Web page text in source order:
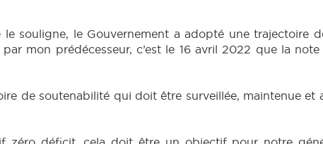
le souligne, le Gouvernement a adopté une trajectoire
mon prédécesseur, c’est le 16 avril 2022 que la
de soutenabilité qui doit être surveillée, maintenue